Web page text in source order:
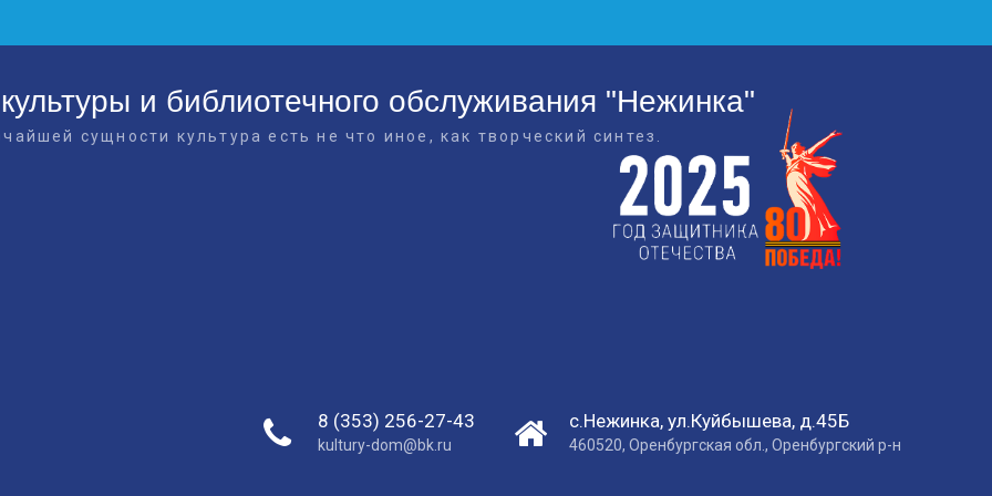
и библиотечного обслуживания "Нежинка"
сущности культура есть не что иное, как творческий синтез.
8 (353) 256-27-43
kultury-dom@bk.ru
с.Нежинка, ул.Куйбышева, д.45Б
460520, Оренбургская обл., Оренбургский р-н